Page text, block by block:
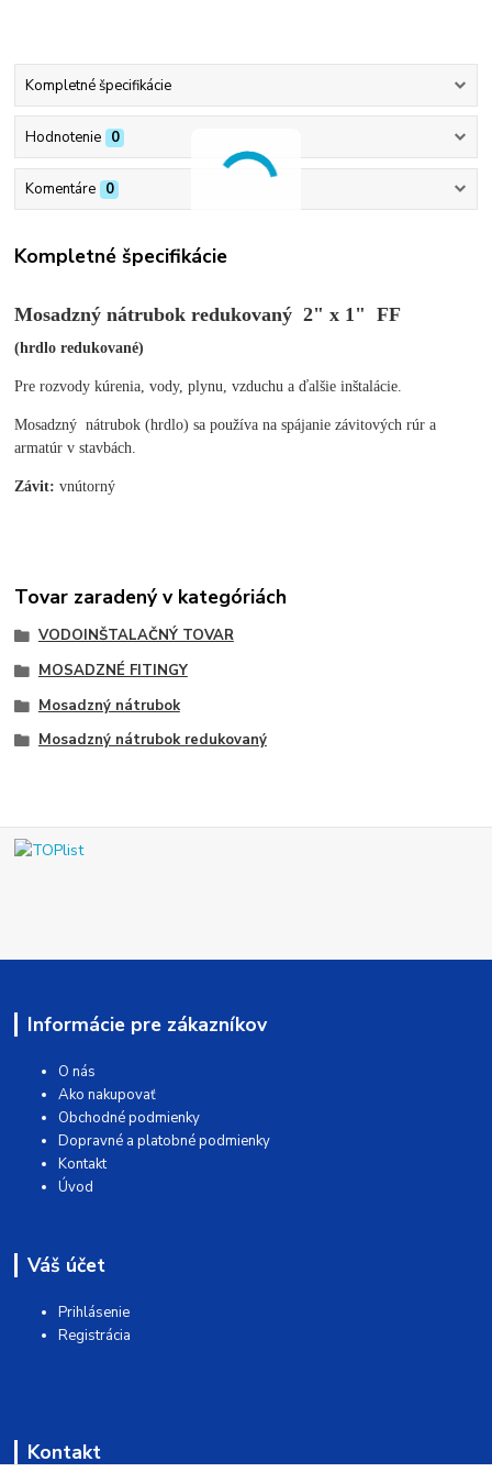
Kompletné špecifikácie
Hodnotenie 0
Komentáre 0
Kompletné špecifikácie
Mosadzný nátrubok redukovaný 2" x 1" FF
(hrdlo redukované)
Pre rozvody kúrenia, vody, plynu, vzduchu a ďalšie inštalácie.
Mosadzný nátrubok (hrdlo) sa používa na spájanie závitových rúr a
armatúrv stavbách.
Závit: vnútorný
Tovar zaradený v kategóriách
VODOINŠTALAČNÝ TOVAR
MOSADZNÉ FITINGY
Mosadzný nátrubok
Mosadzný nátrubok redukovaný
Informácie pre zákazníkov
O nás
Ako nakupovať
Obchodné podmienky
Dopravné a platobné podmienky
Kontakt
Úvod
Váš účet
Prihlásenie
Registrácia
Kontakt